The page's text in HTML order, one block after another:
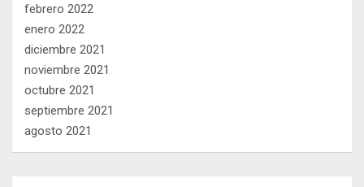
febrero 2022
enero 2022
diciembre 2021
noviembre 2021
octubre 2021
septiembre 2021
agosto 2021